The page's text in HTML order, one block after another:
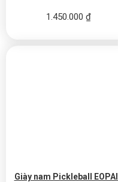
1.450.000 ₫
Giày nam Pickleball